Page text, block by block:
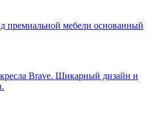
премиальной мебели основанный
Brave. Шикарный дизайн и